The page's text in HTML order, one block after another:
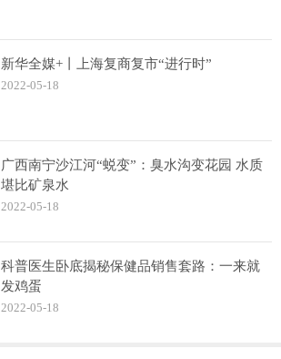
新华全媒+丨上海复商复市“进行时”
2022-05-18
广西南宁沙江河“蜕变”：臭水沟变花园 水质
堪比矿泉水
2022-05-18
科普医生卧底揭秘保健品销售套路：一来就
发鸡蛋
2022-05-18